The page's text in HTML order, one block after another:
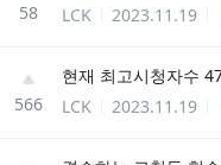
58
LCK
2023.11.19
566
LCK
2023.11.19